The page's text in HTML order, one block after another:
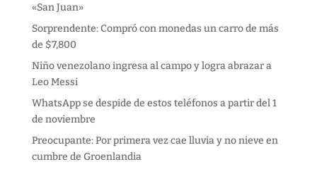
«San Juan»
Sorprendente: Compró con monedas un carro de más
de $7,800
Niño venezolano ingresa al campo y logra abrazar a
Leo Messi
WhatsApp se despide de estos teléfonos a partir del 1
de noviembre
Preocupante: Por primera vez cae lluvia y no nieve en
cumbre de Groenlandia